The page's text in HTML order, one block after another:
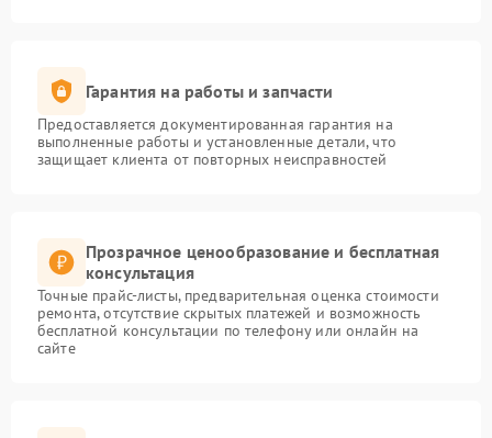
Гарантия на работы и запчасти
Предоставляется документированная гарантия на
выполненные работы и установленные детали, что
защищает клиента от повторных неисправностей
Прозрачное ценообразование и бесплатная
консультация
Точные прайс-листы, предварительная оценка стоимости
ремонта, отсутствие скрытых платежей и возможность
бесплатной консультации по телефону или онлайн на
сайте